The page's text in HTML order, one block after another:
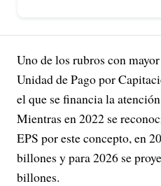
Uno de los rubros con
Unidad de Pago por
el que se financia la
Mientras en 2022 se
EPS por este concepto, en
billones y para 2026 se
billones.